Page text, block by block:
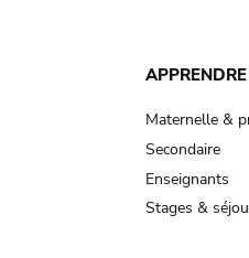
APPRENDRE
Maternelle &
Secondaire
Enseignants
Stages &